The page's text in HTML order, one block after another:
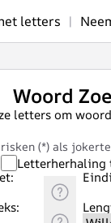
letters |
Woord
letters om
(*) als
Letterherhaling